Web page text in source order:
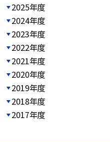
2025年度
2024年度
2023年度
2022年度
2021年度
2020年度
2019年度
2018年度
2017年度